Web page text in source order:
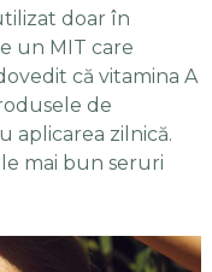
doar în
un MIT care
că vitamina A
de
zilnică.
mai bun seruri